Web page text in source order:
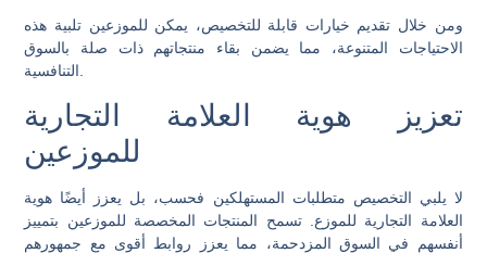
ومن خلال تقديم خيارات قابلة للتخصيص، يمكن للموزعين تلبية هذه
الاحتياجات المتنوعة، مما يضمن بقاء منتجاتهم ذات صلة بالسوق
تعزيز هوية العلامة التجارية
للموزعين
لا يلبي التخصيص متطلبات المستهلكين فحسب، بل يعزز أيضًا هوية
العلامة التجارية للموزع. تسمح المنتجات المخصصة للموزعين بتمييز
أنفسهم في السوق المزدحمة، مما يعزز روابط أقوى مع جمهورهم